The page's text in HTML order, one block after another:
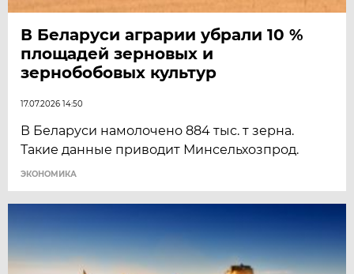
В Беларуси аграрии убрали 10 %
площадей зерновых и
зернобобовых культур
17.07.2026 14:50
В Беларуси намолочено 884 тыс. т зерна.
Такие данные приводит Минсельхозпрод.
ЭКОНОМИКА